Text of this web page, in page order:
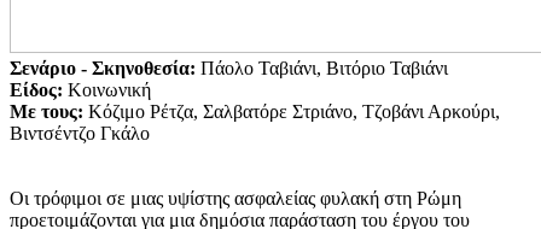
Σενάριο - Σκηνοθεσία: Πάολο Ταβιάνι, Βιτόριο Ταβιάνι
Είδος: Κοινωνική
Με τους: Κόζιμο Ρέτζα, Σαλβατόρε Στριάνο, Τζοβάνι Αρκούρι,
Βιντσέντζο Γκάλο
Οι τρόφιμοι σε μιας υψίστης ασφαλείας φυλακή στη Ρώμη
προετοιμάζονται για μια δημόσια παράσταση του έργου του